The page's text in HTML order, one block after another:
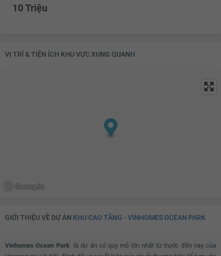
10 Triệu
VỊ TRÍ & TIỆN ÍCH KHU VỰC XUNG QUANH
GIỚI THIỆU VỀ DỰ ÁN KHU CAO TẦNG - VINHOMES OCEAN PARK
Vinhomes Ocean Parklà dự án có quy mô lớn nhất từ trước đến nay của